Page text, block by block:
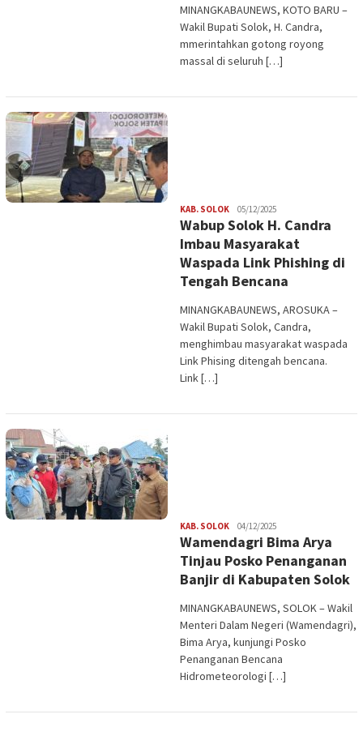
MINANGKABAUNEWS, KOTO BARU –
Wakil Bupati Solok, H. Candra,
mmerintahkan gotong royong
massal di seluruh […]
KAB. SOLOKRedaksi
05/12/2025
Wabup Solok H. Candra
Imbau Masyarakat
Waspada Link Phishing di
Tengah Bencana
MINANGKABAUNEWS, AROSUKA –
Wakil Bupati Solok, Candra,
menghimbau masyarakat waspada
Link Phising ditengah bencana.
Link […]
KAB. SOLOKRedaksi
04/12/2025
Wamendagri Bima Arya
Tinjau Posko Penanganan
Banjir di Kabupaten Solok
MINANGKABAUNEWS, SOLOK – Wakil
Menteri Dalam Negeri (Wamendagri),
Bima Arya, kunjungi Posko
Penanganan Bencana
Hidrometeorologi […]